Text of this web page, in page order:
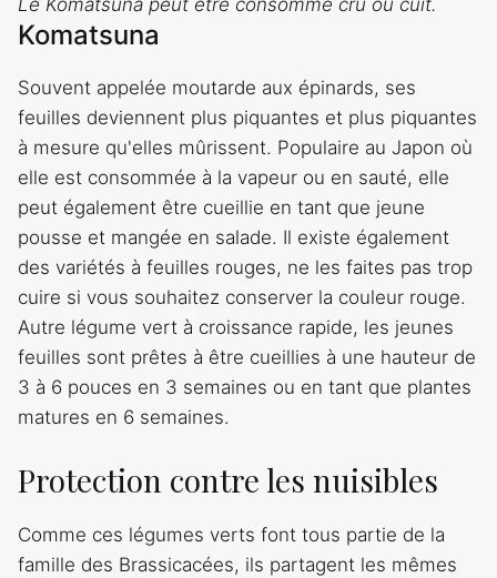
Le Komatsuna peut être consommé cru ou cuit.
Komatsuna
Souvent appelée moutarde aux épinards, ses
feuilles deviennent plus piquantes et plus piquantes
à mesure qu'elles mûrissent. Populaire au Japon où
elle est consommée à la vapeur ou en sauté, elle
peut également être cueillie en tant que jeune
pousse et mangée en salade. Il existe également
des variétés à feuilles rouges, ne les faites pas trop
cuire si vous souhaitez conserver la couleur rouge.
Autre légume vert à croissance rapide, les jeunes
feuilles sont prêtes à être cueillies à une hauteur de
3 à 6 pouces en 3 semaines ou en tant que plantes
matures en 6 semaines.
Protection contre les nuisibles
Comme ces légumes verts font tous partie de la
famille des Brassicacées, ils partagent les mêmes